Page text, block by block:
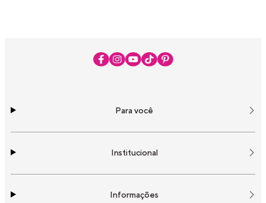
Para você
Institucional
Informações